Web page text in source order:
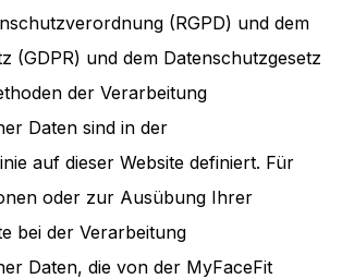
(RGPD) und dem
(GDPR) und dem Datenschutzgesetz
der Verarbeitung
Daten sind in der
auf dieser Website definiert. Für
oder zur Ausübung Ihrer
bei der Verarbeitung
Daten, die von der MyFaceFit